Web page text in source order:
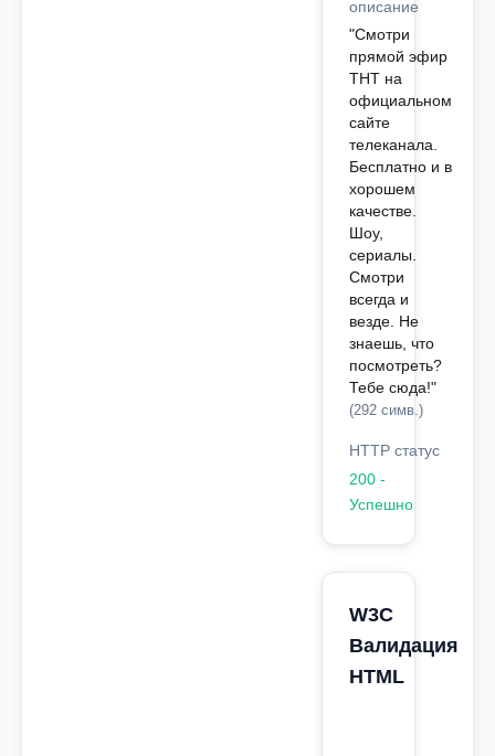
описание
"Смотри
прямой эфир
ТНТ на
официальном
сайте
телеканала.
Бесплатно и в
хорошем
качестве.
Шоу,
сериалы.
Смотри
всегда и
везде. Не
знаешь, что
посмотреть?
Тебе сюда!"
(292 симв.)
HTTP статус
200 -
Успешно
W3C
Валидация
HTML